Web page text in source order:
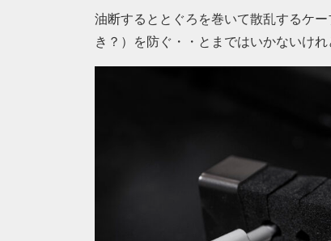
油断するととぐろを巻いて散乱するケ
き？）を防ぐ・・とまではいかないけ